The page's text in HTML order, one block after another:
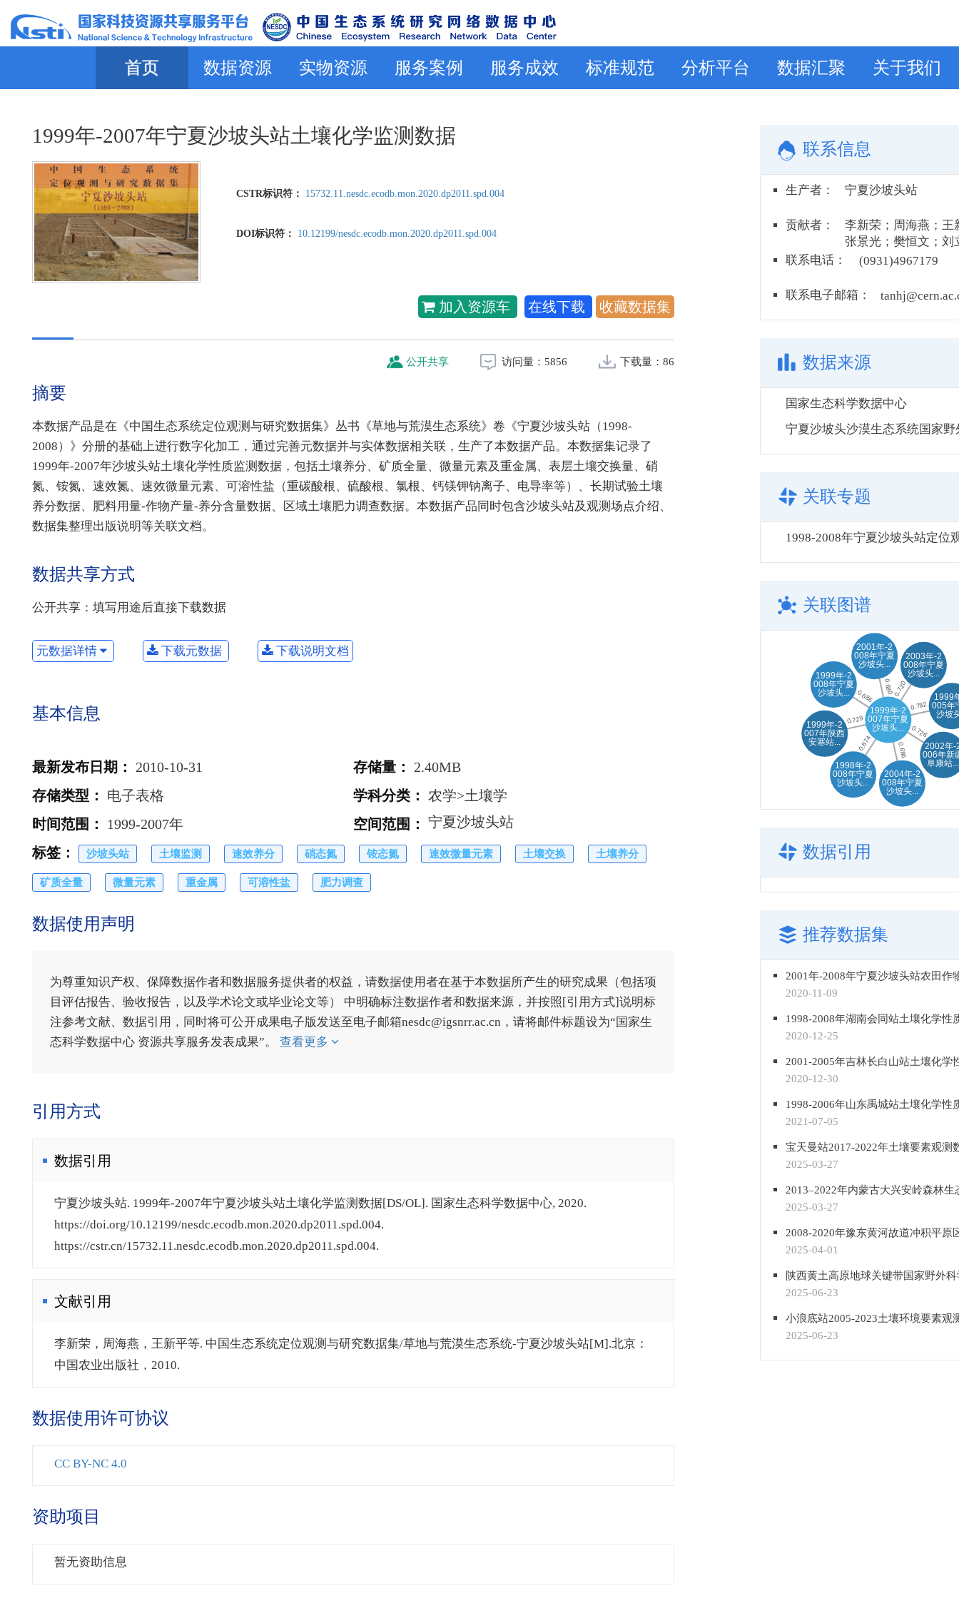
首页 数据资源 实物资源 服务案例 服务成效 标准规范 分析平台 数据汇聚 关于我们
1999年-2007年宁夏沙坡头站土壤化学监测数据
CSTR标识符： 15732.11.nesdc.ecodb.mon.2020.dp2011.spd.004
DOI标识符： 10.12199/nesdc.ecodb.mon.2020.dp2011.spd.004
加入资源车 在线下载 收藏数据集
公开共享 访问量： 5856 下载量： 86
摘要
本数据产品是在《中国生态系统定位观测与研究数据集》丛书《草地与荒漠生态系统》卷《宁夏沙坡头站（1998-
2008）》分册的基础上进行数字化加工，通过完善元数据并与实体数据相关联，生产了本数据产品。本数据集记录了
1999年-2007年沙坡头站土壤化学性质监测数据，包括土壤养分、矿质全量、微量元素及重金属、表层土壤交换量、硝
氮、铵氮、速效氮、速效微量元素、可溶性盐（重碳酸根、硫酸根、氯根、钙镁钾钠离子、电导率等）、长期试验土壤
养分数据、肥料用量-作物产量-养分含量数据、区域土壤肥力调查数据。本数据产品同时包含沙坡头站及观测场点介绍、
数据集整理出版说明等关联文档。
数据共享方式
公开共享：填写用途后直接下载数据
元数据详情 下载元数据 下载说明文档
基本信息
最新发布日期 ： 2010-10-31 存储量 ：
2.40MB
存储类型 ： 电子表格 学科分类 ： 农学>土壤学
时间范围 ： 1999-2007年 空间范围 ： 宁夏沙坡头站
标签 ： 沙坡头站 土壤监测 速效养分 硝态氮 铵态氮 速效微量元素 土壤交换 土壤养分
矿质全量 微量元素 重金属 可溶性盐 肥力调查
数据使用声明
为尊重知识产权、保障数据作者和数据服务提供者的权益，请数据使用者在基于本数据所产生的研究成果（包括项
目评估报告、验收报告，以及学术论文或毕业论文等） 中明确标注数据作者和数据来源，并按照[引用方式]说明标
注参考文献、数据引用，同时将可公开成果电子版发送至电子邮箱nesdc@igsnrr.ac.cn，请将邮件标题设为“国家生
态科学数据中心 资源共享服务发表成果”。 查看更多
引用方式
数据引用
宁夏沙坡头站. 1999年-2007年宁夏沙坡头站土壤化学监测数据[DS/OL]. 国家生态科学数据中心, 2020.
https://doi.org/10.12199/nesdc.ecodb.mon.2020.dp2011.spd.004.
https://cstr.cn/15732.11.nesdc.ecodb.mon.2020.dp2011.spd.004.
文献引用
李新荣，周海燕，王新平等. 中国生态系统定位观测与研究数据集/草地与荒漠生态系统-宁夏沙坡头站[M].北京：
中国农业出版社，2010.
数据使用许可协议
CC BY-NC 4.0
资助项目
暂无资助信息
联系信息
生产者 ： 宁夏沙坡头站
贡献者 ：
李新荣；周海燕；王
张景光；樊恒文；刘
赵金龙；李爱霞；张
赵昕；李小军；贾荣
联系电话 ： (0931)4967179
联系电子邮箱 ：
数据来源
国家生态科学数据中心
关联专题
关联图谱
数据引用
推荐数据集
2020-11-09
2020-12-25
2020-12-30
2021-07-05
宝天曼站2017-2022年土壤要素观测
2025-03-27
2025-03-27
2025-04-01
2025-06-23
小浪底站2005-2023土壤环境要素观
2025-06-23